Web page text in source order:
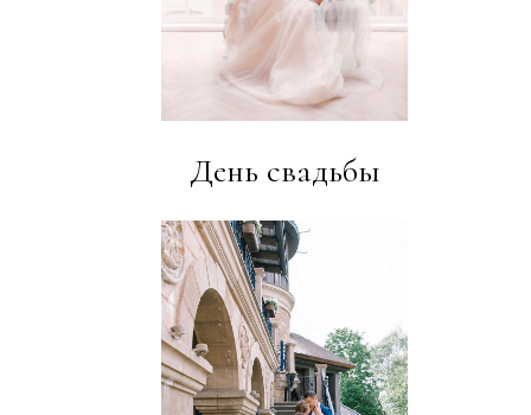
День свадьбы